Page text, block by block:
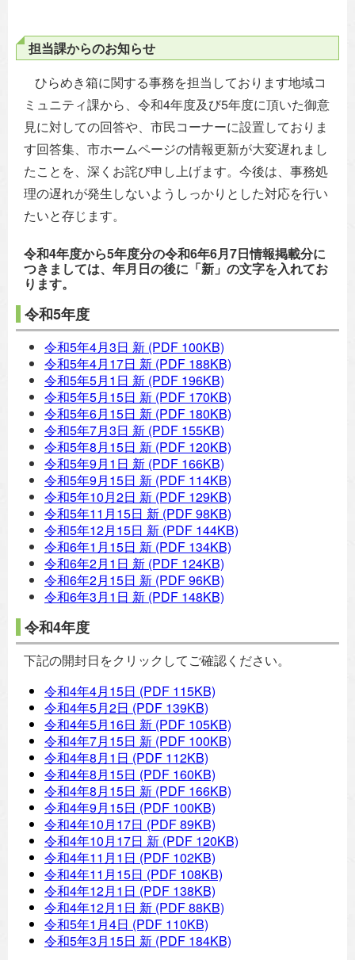
担当課からのお知らせ
ひらめき箱に関する事務を担当しております地域コ
ミュニティ課から、令和4年度及び5年度に頂いた御意
見に対しての回答や、市民コーナーに設置しておりま
す回答集、市ホームページの情報更新が大変遅れまし
たことを、深くお詫び申し上げます。今後は、事務処
理の遅れが発生しないようしっかりとした対応を行い
たいと存じます。
令和4年度から5年度分の令和6年6月7日情報掲載分に
つきましては、年月日の後に「新」の文字を入れてお
ります。
令和5年度
令和5年4月3日 新 (PDF 100KB)
令和5年4月17日 新 (PDF 188KB)
令和5年5月1日 新 (PDF 196KB)
令和5年5月15日 新 (PDF 170KB)
令和5年6月15日 新 (PDF 180KB)
令和5年7月3日 新 (PDF 155KB)
令和5年8月15日 新 (PDF 120KB)
令和5年9月1日 新 (PDF 166KB)
令和5年9月15日 新 (PDF 114KB)
令和5年10月2日 新 (PDF 129KB)
令和5年11月15日 新 (PDF 98KB)
令和5年12月15日 新 (PDF 144KB)
令和6年1月15日 新 (PDF 134KB)
令和6年2月1日 新 (PDF 124KB)
令和6年2月15日 新 (PDF 96KB)
令和6年3月1日 新 (PDF 148KB)
令和4年度
下記の開封日をクリックしてご確認ください。
令和4年4月15日 (PDF 115KB)
令和4年5月2日 (PDF 139KB)
令和4年5月16日 新 (PDF 105KB)
令和4年7月15日 新 (PDF 100KB)
令和4年8月1日 (PDF 112KB)
令和4年8月15日 (PDF 160KB)
令和4年8月15日 新 (PDF 166KB)
令和4年9月15日 (PDF 100KB)
令和4年10月17日 (PDF 89KB)
令和4年10月17日 新 (PDF 120KB)
令和4年11月1日 (PDF 102KB)
令和4年11月15日 (PDF 108KB)
令和4年12月1日 (PDF 138KB)
令和4年12月1日 新 (PDF 88KB)
令和5年1月4日 (PDF 110KB)
令和5年3月15日 新 (PDF 184KB)